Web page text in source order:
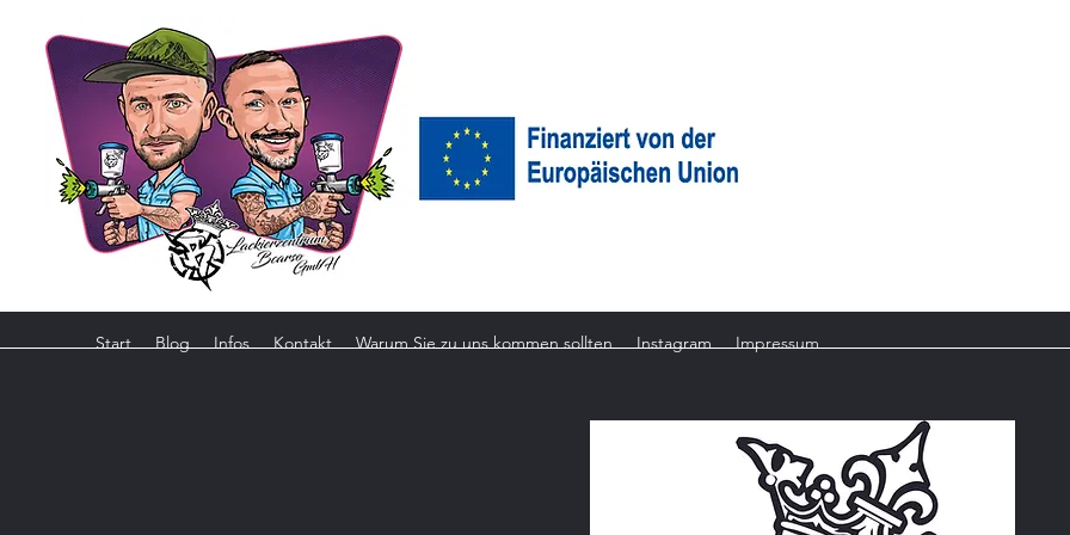
Start Blog Infos Kontakt Warum Sie zu uns kommen sollten Instagram Impressum